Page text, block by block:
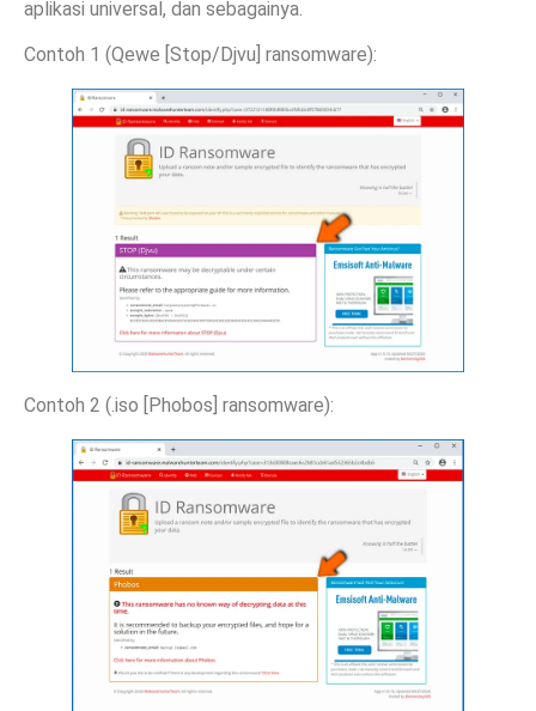
aplikasi universal, dan sebagainya.
Contoh 1 (Qewe [Stop/Djvu] ransomware):
Contoh 2 (.iso [Phobos] ransomware):